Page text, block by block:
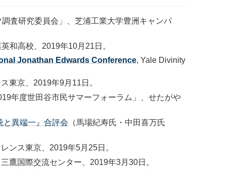
査研究委員会」、芝浦工業大学豊洲キャンパ
和高校、2019年10月21日。
Jonathan Edwards Conference, Yale Divinity
東京、2019年9月11日。
年度世田谷市民サマーフォーラム」、せたがや
と異端一』合評会 （馬場紀寿氏・中田喜万氏
ンス東京、2019年5月25日。
鷹国際交流センター、2019年3月30日。